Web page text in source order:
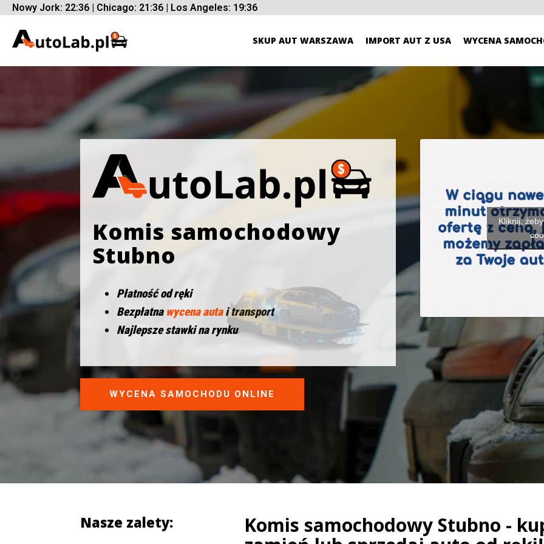
Nowy Jork: 22:36 | Chicago: 21:36 | Los Angeles: 19:36
SKUP AUT WARSZAWA IMPORT AUT Z USA WYCENA
Komis samochodowy
Stubno
Płatność od ręki
Bezpłatna wycena autai transport
Najlepsze stawki na rynku
WYCENA SAMOCHODU ONLINE
Kliknij,
Nasze zalety:
Komis samochodowy Stubno -